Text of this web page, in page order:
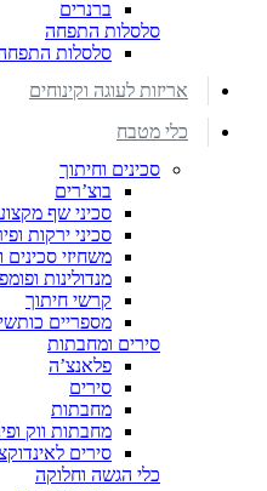
ברנרים
סלסלות התפחה
סלסלות
אריזות לעוגה וקינוחים
כלי מטבח
סכינים וחיתוך
בוצ’רים
סכיני שף
סכיני ירקות
משחיזי סכינים
מנדולינות
קרשי חיתוך
מספריים
סירים ומחבתות
פלאנצ’ה
סירים
מחבתות
מחבתות ווק
סירים
כלי הגשה וחלוקה